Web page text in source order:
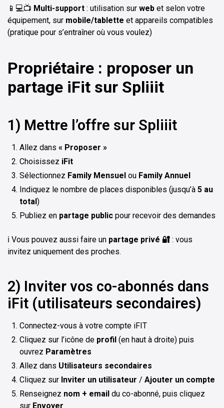
📱💻📺 Multi-support : utilisation sur web et selon votre
équipement, sur mobile/tablette et appareils compatibles
(pratique pour s’entraîner où vous voulez)
Propriétaire : proposer un
partage iFit sur Spliiit
1) Mettre l’offre sur Spliiit
Allez dans « Proposer »
Choisissez iFit
Sélectionnez Family Mensuel ou Family Annuel
Indiquez le nombre de places disponibles (jusqu’à 5 au
total)
Publiez en partage public pour recevoir des demandes
ℹ️ Vous pouvez aussi faire un partage privé 🔐 : vous
invitez uniquement des proches.
2) Inviter vos co-abonnés dans
iFit (utilisateurs secondaires)
Connectez-vous à votre compte iFIT
Cliquez sur l’icône de profil (en haut à droite) puis
ouvrez Paramètres
Allez dans Utilisateurs secondaires
Cliquez sur Inviter un utilisateur / Ajouter un compte
Renseignez nom + email du co-abonné, puis cliquez
sur Envoyer